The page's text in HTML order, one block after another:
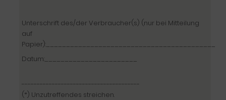
Unterschrift des/der Verbraucher(s) (nur bei Mitteilung
auf
Papier):__________________________________________
Datum:_______________________
---------------------------------------
(*) Unzutreffendes streichen.